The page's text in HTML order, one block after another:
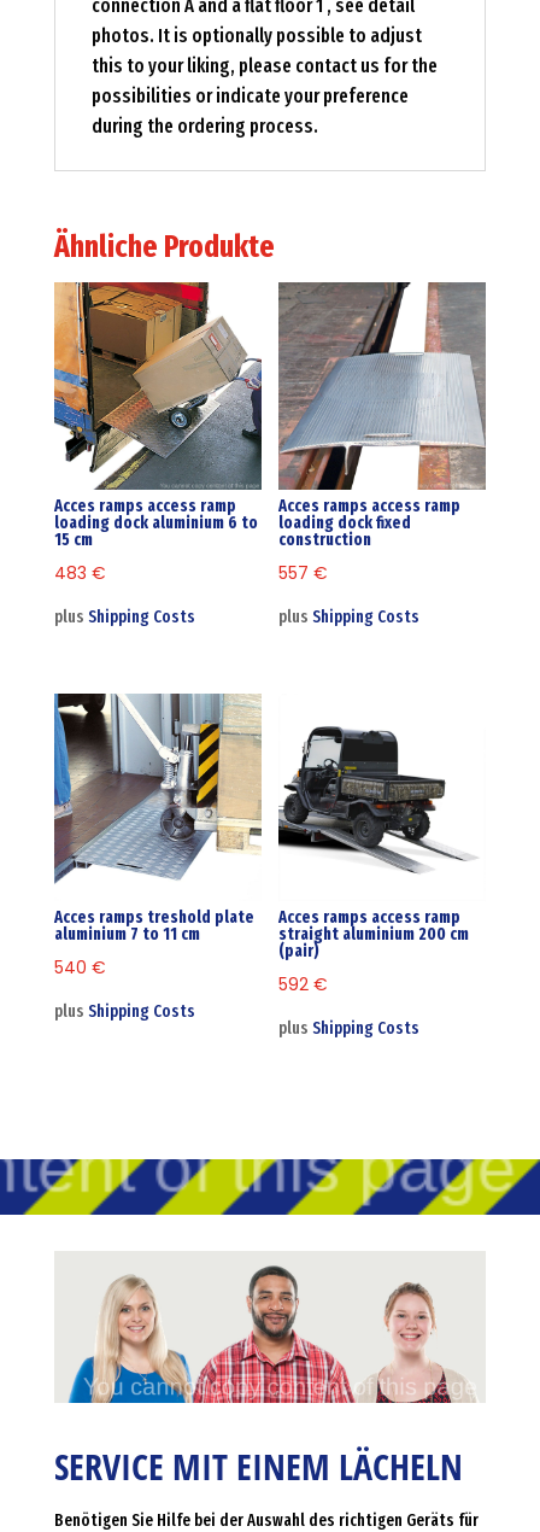
connection A and a flat floor 1 , see detail
photos. It is optionally possible to adjust
this to your liking, please contact us for the
possibilities or indicate your preference
during the ordering process.
Ähnliche Produkte
Acces ramps access ramp
loading dock aluminium 6 to
15 cm
483 €
plus Shipping Costs
Acces ramps access ramp
loading dock fixed
construction
557€
plusShipping Costs
Acces ramps treshold plate
aluminium 7 to 11 cm
540 €
plus Shipping Costs
Acces ramps access ramp
straight aluminium 200 cm
(pair)
592€
plusShipping Costs
SERVICE MIT EINEM LÄCHELN
Benötigen Sie Hilfe bei der Auswahl des richtigen Geräts für